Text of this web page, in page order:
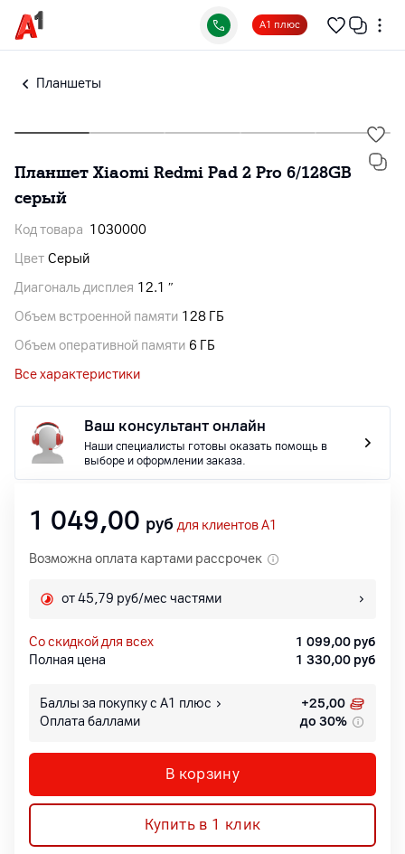
А1 плюс
Планшеты
Планшет Xiaomi Redmi Pad 2 Pro 6/128GB
серый
Код товара 1030000
Цвет Серый
Диагональ дисплея 12.1 ″
Объем встроенной памяти 128 ГБ
Объем оперативной памяти 6 ГБ
Все характеристики
Ваш консультант онлайн
Наши специалисты готовы оказать помощь в
выборе и оформлении заказа.
1 049,00 руб для клиентов A1
Возможна оплата картами рассрочек
от 45,79 руб/мес частями
со скидкой для всех 1 099,00 руб
Полная цена
1 330,00 руб
Баллы за покупку с А1 плюс +25,00
Оплата баллами
до 30%
В корзину
Купить в 1 клик